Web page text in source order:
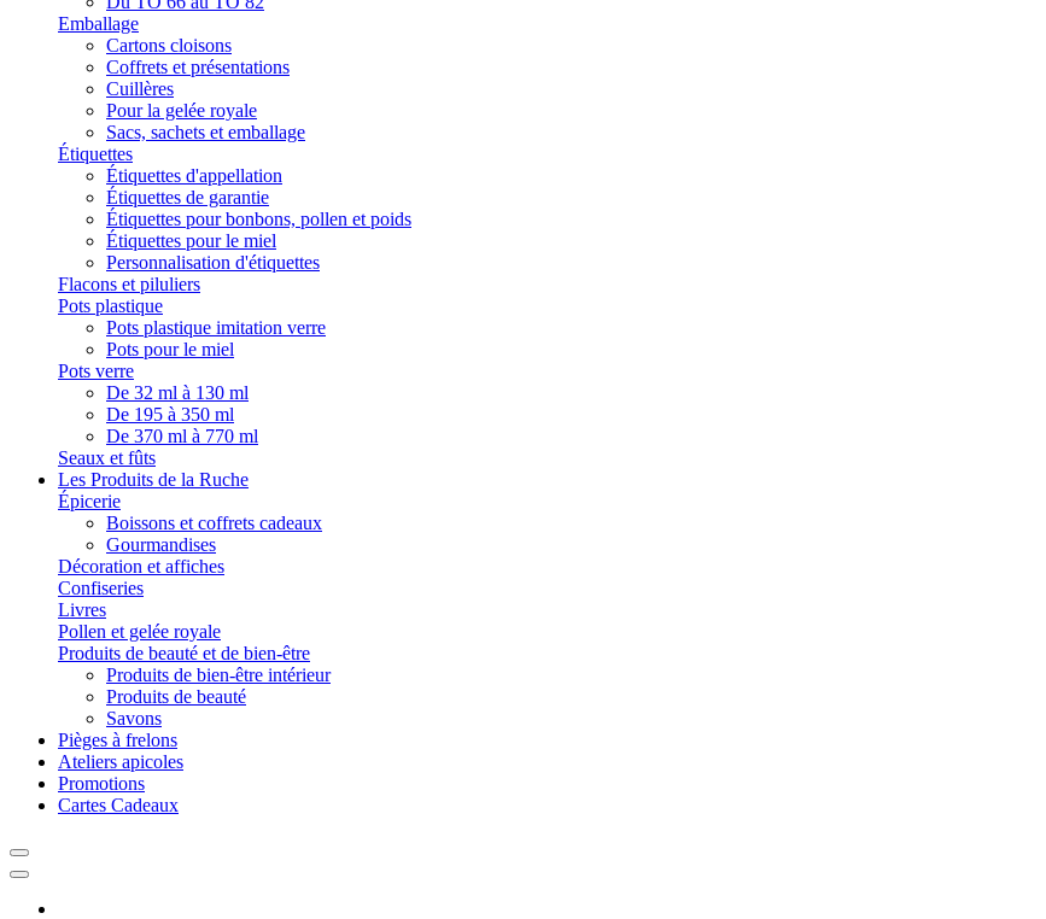
Emballage
Cartons cloisons
Coffrets et présentations
Cuillères
Pour la gelée royale
Sacs, sachets et emballage
Étiquettes
Étiquettes d'appellation
Étiquettes de garantie
Étiquettes pour bonbons, pollen et poids
Étiquettes pour le miel
Personnalisation d'étiquettes
Flacons et piluliers
Pots plastique
Pots plastique imitation verre
Pots pour le miel
Pots verre
De 32 ml à 130 ml
De 195 à 350 ml
De 370 ml à 770 ml
Seaux et fûts
Les Produits de la Ruche
Épicerie
Boissons et coffrets cadeaux
Gourmandises
Décoration et affiches
Confiseries
Livres
Pollen et gelée royale
Produits de beauté et de bien-être
Produits de bien-être intérieur
Produits de beauté
Savons
Pièges à frelons
Ateliers apicoles
Promotions
Cartes Cadeaux